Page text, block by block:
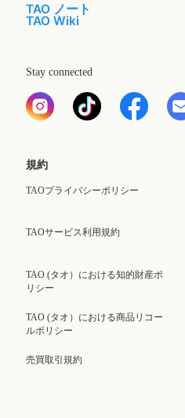
TAO ノート
TAO Wiki
Stay connected
規約
TAOプライバシーポリシー
TAOサービス利用規約
TAO (タオ）における知的財産ポ
リシー
TAO (タオ）における商品リコー
ルポリシー
売買取引規約